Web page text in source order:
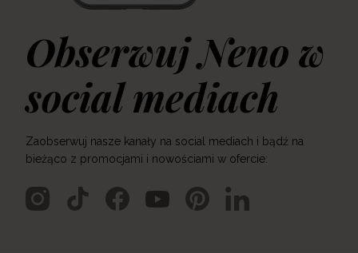
Obserwuj Neno w
social mediach
Zaobserwuj nasze kanały na social mediach i bądź na
bieżąco z promocjami i nowościami w ofercie: